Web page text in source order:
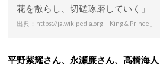
花を散らし、切磋琢磨していく」
出典： https://ja.wikipedia.org「King & Prince」
平野紫耀さん、永瀬廉さん、高橋海